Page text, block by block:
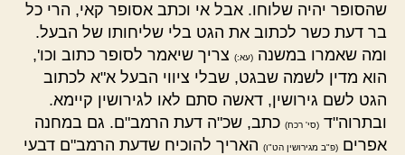
שהסופר יהיה שלוחו. אבל אי וכתב אסופר קאי, הרי כל
בר דעת כשר לכתוב את הגט בלי שליחותו של הבעל.
ומה שאמרו במשנה (עא:) צריך שיאמר לסופר כתוב וכו',
הוא מדין לשמה שבגט, שבלי ציווי הבעל א"א לכתוב
הגט לשם גירושין, דאשה סתם לאו לגירושין קיימא.
ובתרוה"ד (סי' רכח) כתב, שכ"ה דעת הרמב"ם. גם במחנה
אפרים (פ"ב מגירושין הט"ו) האריך להוכיח שדעת הרמב"ם דבעי